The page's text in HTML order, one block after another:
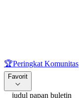
🏆Peringkat Komunitas
Favorit
judul papan buletin